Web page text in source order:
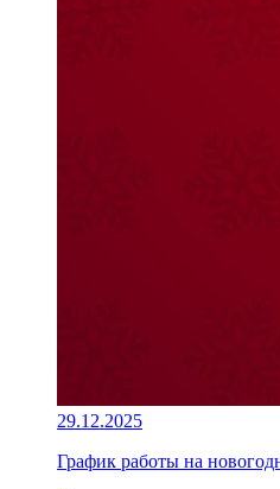
29.12.2025
График работы на